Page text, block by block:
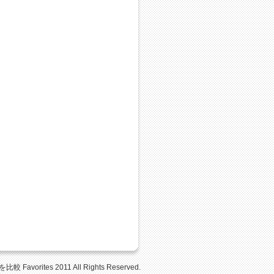
比較 Favorites 2011 All Rights Reserved.